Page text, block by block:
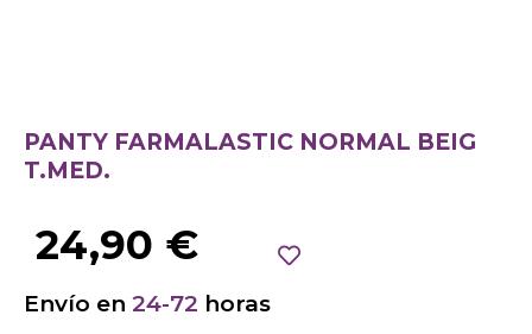
PANTY FARMALASTIC NORMAL BEIG
T.MED.
24,90 €
Envío en 24-72 horas